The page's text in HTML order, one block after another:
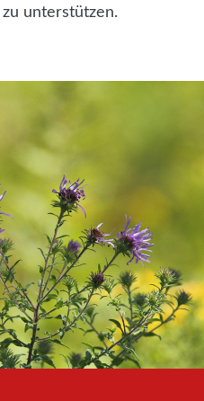
unterstützen.